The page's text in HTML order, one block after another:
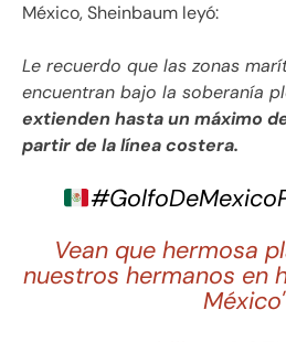
México, Sheinbaum leyó:
Le recuerdo que las zonas
encuentran bajo la soberanía
extienden hasta un máximo
partir de la línea costera.
Vean que hermosa
nuestros hermanos en